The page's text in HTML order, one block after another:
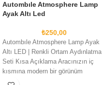
Autombıle Atmosphere Lamp
Ayak Altı Led
₺250,00
Autombıle Atmosphere Lamp Ayak
Altı LED | Renkli Ortam Aydınlatma
Seti Kısa Açıklama Aracınızın iç
kısmına modern bir görünüm
kazandıran,